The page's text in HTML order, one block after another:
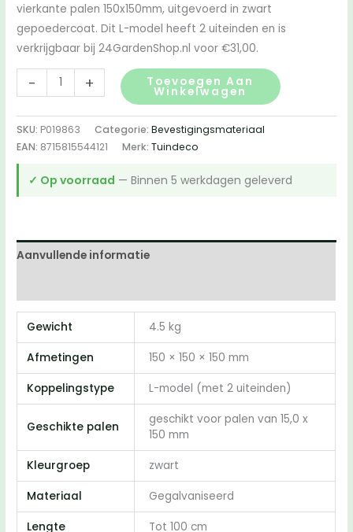
vierkante palen 150x150mm, uitgevoerd in zwart
gepoedercoat. Dit L-model heeft 2 uiteinden en is
verkrijgbaar bij 24GardenShop.nl voor €31,00.
-
Verbindingsstuk
2-
weg
90-
150x150mm
zwart
+ Toevoegen Aan
Winkelwagen
SKU: P019863 Categorie:Bevestigingsmateriaal
EAN: 8715815544121 Merk:Tuindeco
✓ Op voorraad — Binnen 5 werkdagen geleverd
Aanvullende informatie
Gewicht 4.5 kg
Afmetingen 150 × 150 × 150 mm
Koppelingstype L-model (met 2 uiteinden)
Geschikte palen
geschikt voor palen van 15,0 x
150 mm
Kleurgroep zwart
Materiaal Gegalvaniseerd
Lengte Tot 100 cm